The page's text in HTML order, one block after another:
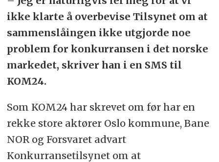
ikke klarte å overbevise Tilsynet om at
sammenslåingen ikke utgjorde noe
problem for konkurransen i det norske
markedet, skriver han i en SMS til
KOM24.
Som KOM24 har skrevet om før har en
rekke store aktører Oslo kommune, Bane
NOR og Forsvaret advart
Konkurransetilsynet om at